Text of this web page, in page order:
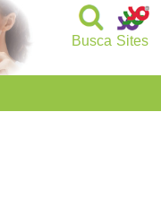
Sites
Busca